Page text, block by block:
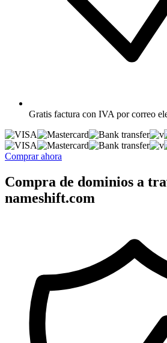
Gratis factura con IVA por correo
Comprar ahora
Compra de dominios a
nameshift.com